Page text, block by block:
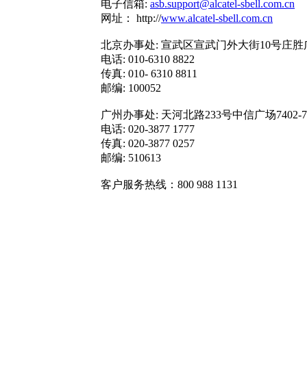
电子信箱: asb.support@alcatel-sbell.com.cn
网址： http://www.alcatel-sbell.com.cn
北京办事处: 宣武区宣武门外大街10号庄
电话: 010-6310 8822
传真: 010- 6310 8811
邮编: 100052
广州办事处: 天河北路233号中信广场7402-
电话: 020-3877 1777
传真: 020-3877 0257
邮编: 510613
客户服务热线：800 988 1131